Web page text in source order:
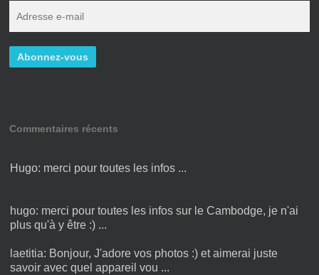
Commentaires récents
Hugo: merci pour toutes les infos ...
hugo: merci pour toutes les infos sur le Cambodge, je n'ai
plus qu'à y être :) ...
laetitia: Bonjour, J'adore vos photos :) et aimerai juste
savoir avec quel appareil vou ...